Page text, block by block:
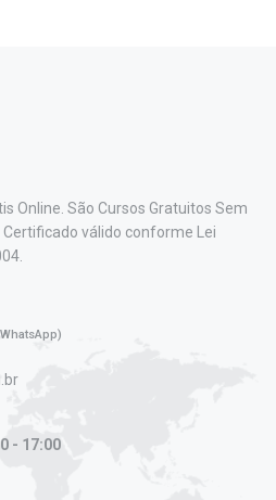
Online. São Cursos Gratuitos Sem
válido conforme Lei
- 17:00